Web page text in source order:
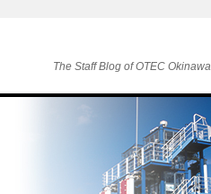
The Staff Blog of OTEC Okinawa